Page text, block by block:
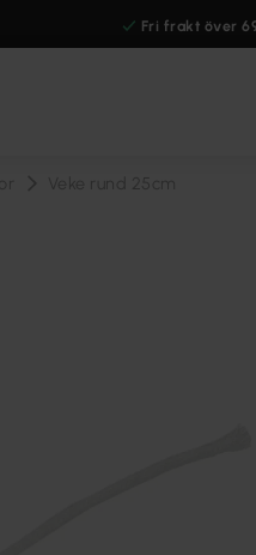
Fri frakt över